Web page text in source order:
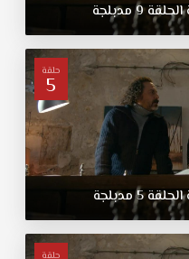
الحلقة9 مدبلجة
حلقة
5
الحلقة5 مدبلجة
حلقة